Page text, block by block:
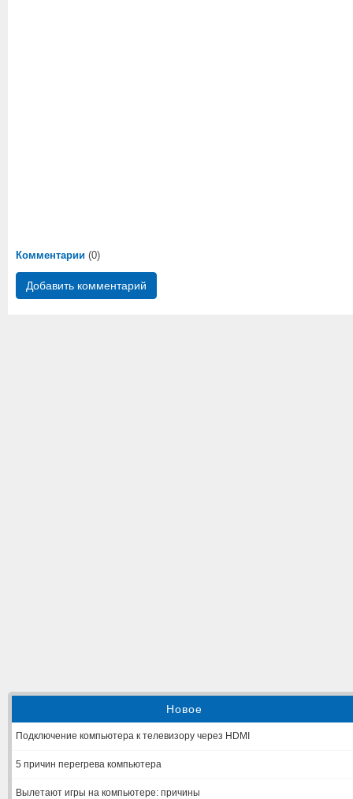
Комментарии (0)
Добавить комментарий
Новое
Подключение компьютера к телевизору через HDMI
5 причин перегрева компьютера
Вылетают игры на компьютере: причины